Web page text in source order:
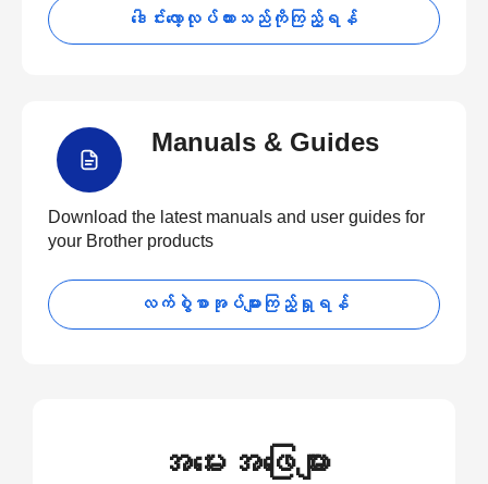
ဒေါင်းလော့လုပ်ထားသည်ကိုကြည့်ရန်
Manuals & Guides
Download the latest manuals and user guides for
your Brother products
လက်စွဲစာအုပ်များကြည့်ရှုရန်
အမေးအဖြေများ